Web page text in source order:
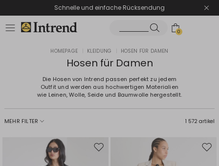
Schnelle und einfache Rücksendung
0
HOMEPAGE KLEIDUNG HOSEN FÜR DAMEN
Hosen für Damen
Die Hosen von Intrend passen perfekt zu jedem
Outfit und werden aus hochwertigen Materialien
wie Leinen, Wolle, Seide und Baumwolle hergestellt.
MEHR FILTER 1 572 artikel
Auf
Auf